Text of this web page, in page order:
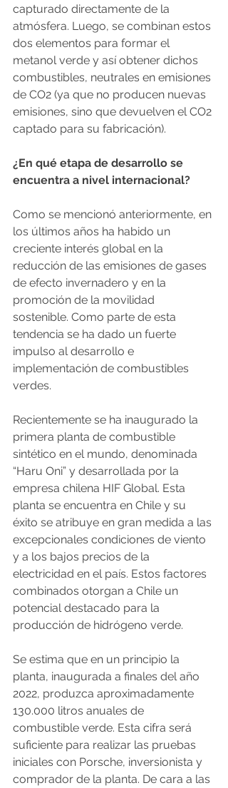
capturado directamente de la
atmósfera. Luego, se combinan estos
dos elementos para formar el
metanol verde y así obtener dichos
combustibles, neutrales en emisiones
de CO2 (ya que no producen nuevas
emisiones, sino que devuelven el CO2
captado para su fabricación).
¿En qué etapa de desarrollo se
encuentra a nivel internacional?
Como se mencionó anteriormente, en
los últimos años ha habido un
creciente interés global en la
reducción de las emisiones de gases
de efecto invernadero y en la
promoción de la movilidad
sostenible. Como parte de esta
tendencia se ha dado un fuerte
impulso al desarrollo e
implementación de combustibles
verdes.
Recientemente se ha inaugurado la
primera planta de combustible
sintético en el mundo, denominada
“Haru Oni” y desarrollada por la
empresa chilena HIF Global. Esta
planta se encuentra en Chile y su
éxito se atribuye en gran medida a las
excepcionales condiciones de viento
y a los bajos precios de la
electricidad en el país. Estos factores
combinados otorgan a Chile un
potencial destacado para la
producción de hidrógeno verde.
Se estima que en un principio la
planta, inaugurada a finales del año
2022, produzca aproximadamente
130.000 litros anuales de
combustible verde. Esta cifra será
suficiente para realizar las pruebas
iniciales con Porsche, inversionista y
comprador de la planta. De cara a las